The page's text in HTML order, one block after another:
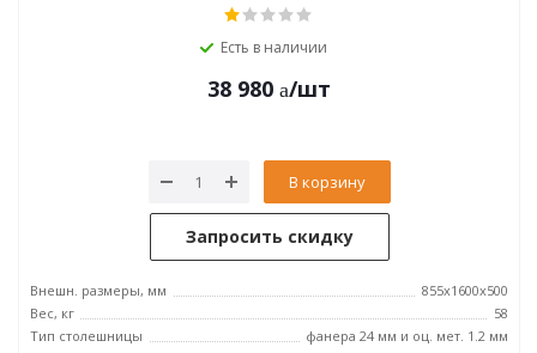
Есть в наличии
38 980 /шт
В корзину
Запросить скидку
Внешн. размеры, мм
855x1600x500
Вес, кг
58
Тип столешницы
фанера 24 мм и оц. мет. 1.2 мм